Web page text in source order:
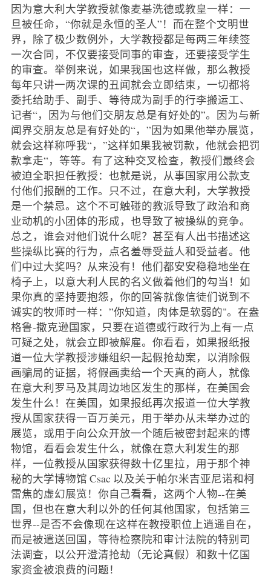
因为意大利大学教授就像麦基洗德或教皇一样：一
旦被任命，“你就是永恒的圣人”！而在整个文明世
界，除了极少数例外，大学教授都是每两三年续签
一次合同，不仅要接受同事的审查，还要接受学生
的审查。举例来说，如果我国也这样做，那么教授
每年只讲一两次课的丑闻就会立即结束，一切都将
委托给助手、副手、等待成为副手的行李搬运工、
记者“，因为与他们交朋友总是有好处的”。因为与新
闻界交朋友总是有好处的“，”因为如果他举办展览，
就会这样称呼我“，”这样如果我被罚款，他就会把罚
款拿走“，等等。有了这种交叉检查，教授们最终会
被迫全职担任教授：也就是说，从事国家用公款支
付他们报酬的工作。只不过，在意大利，大学教授
是一个禁忌。这个不可触碰的教派导致了政治和商
业动机的小团体的形成，也导致了被操纵的竞争。
总之，谁会对他们说什么呢？甚至有人出书描述这
些操纵比赛的行为，点名羞辱受益人和受益者。他
们中过大奖吗？从来没有！他们都安安稳稳地坐在
椅子上，以意大利人民的名义做着他们的勾当！如
果你真的坚持要抱怨，你的回答就像信徒们说到不
诚实的牧师时一样：”你知道，肉体是软弱的"。在盎
格鲁-撒克逊国家，只要在道德或行政行为上有一点
可疑之处，就会立即被解雇。你看看，如果报纸报
道一位大学教授涉嫌组织一起假抢劫案，以消除假
画骗局的证据，将假画卖给一个天真的商人，就像
在意大利罗马及其周边地区发生的那样，在美国会
发生什么！在美国，如果报纸再次报道一位大学教
授从国家获得一百万美元，用于举办从未举办过的
展览，或用于向公众开放一个随后被密封起来的博
物馆，看看会发生什么，就像在意大利发生的那
样，一位教授从国家获得数十亿里拉，用于那个神
秘的大学博物馆 Csac 以及关于帕尔米吉亚尼诺和柯
雷焦的虚幻展览！你自己看看，这两个人物--在美
国，但也在意大利以外的任何其他国家，包括第三
世界--是否不会像现在这样在教授职位上逍遥自在，
而是被遣送回国，等待检察院和审计法院的特别司
法调查，以公开澄清抢劫（无论真假）和数十亿国
家资金被浪费的问题！